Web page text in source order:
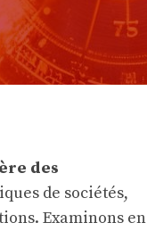
des
de sociétés,
Examinons en